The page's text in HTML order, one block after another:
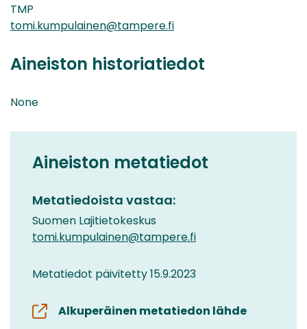
TMP
tomi.kumpulainen@tampere.fi
Aineiston historiatiedot
None
Aineiston metatiedot
Metatiedoista vastaa:
Suomen Lajitietokeskus
tomi.kumpulainen@tampere.fi
Metatiedot päivitetty 15.9.2023
Alkuperäinen metatiedon lähde